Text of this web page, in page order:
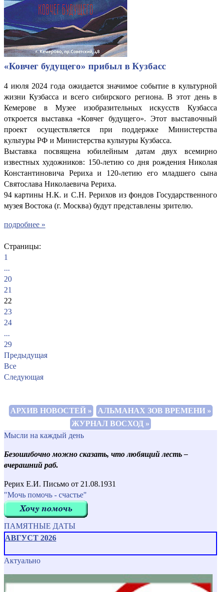
«Ковчег будущего» прибыл в Кузбасс
4 июля 2024 года ожидается значимое событие в культурной
жизни Кузбасса и всего сибирского региона. В этот день в
Кемерове в Музее изобразительных искусств Кузбасса
откроется выставка «Ковчег будущего». Этот выставочный
проект осуществляется при поддержке Министерства
культуры РФ и Министерства культуры Кузбасса.
Выставка посвящена юбилейным датам двух всемирно
известных художников: 150-летию со дня рождения Николая
Константиновича Рериха и 120-летию его младшего сына
Святослава Николаевича Рериха.
94 картины Н.К. и С.Н. Рерихов из фондов Государственного
музея Востока (г. Москва) будут представлены зрителю.
подробнее »
Страницы:
1
...
20
21
22
23
24
...
29
Предыдущая
Все
Следующая
АРХИВ НОВОСТЕЙ »
АЛЬМАНАХ ЗОВ ВРЕМЕНИ »
ЖУРНАЛ ВОСХОД »
Мысли на каждый день
Безошибочно можно сказать, что любящий лесть –
вчерашний раб.
Рерих Е.И. Письмо от 21.08.1931
"Мочь помочь - счастье"
ПАМЯТНЫЕ ДАТЫ
АВГУСТ 2026
Актуально